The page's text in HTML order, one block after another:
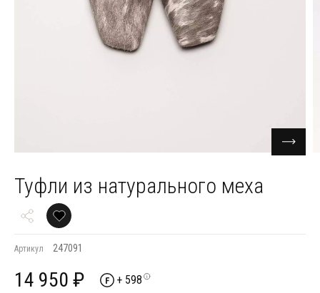
Туфли из натурального меха
Артикул 247091
14 950 ₽ + 598